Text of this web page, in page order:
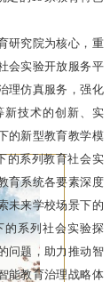
究院为核心，重
会实验开放服务平
理仿真服务，强化
新技术的创新、实
的新型教育教学模
的系列教育社会实
育系统各要素深度
未来学校场景下的
的系列社会实验探
问题，助力推动智
能教育治理战略体